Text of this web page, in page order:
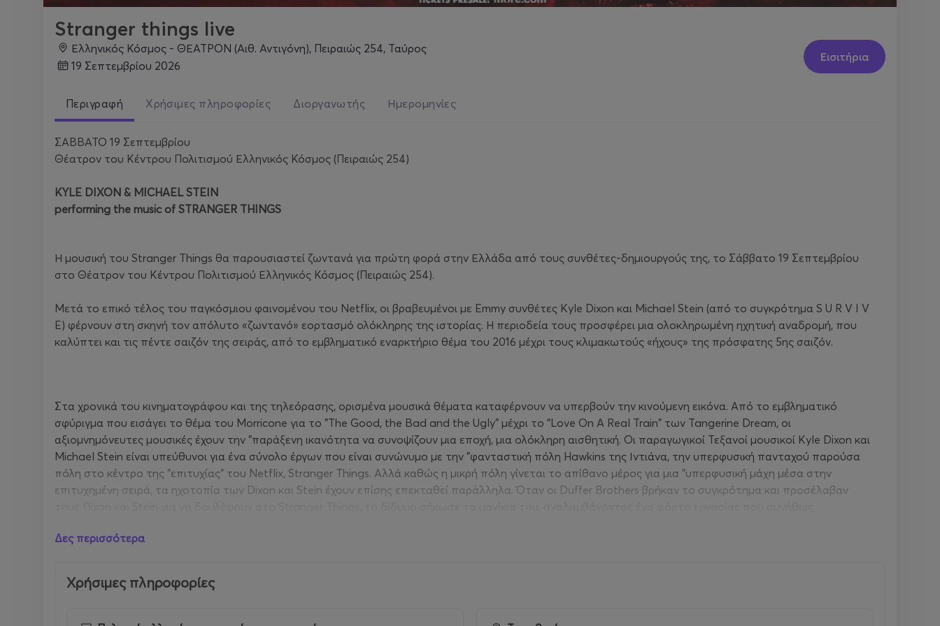
Stranger things live
Ελληνικός Κόσμος - ΘΕΑΤΡΟΝ (Αιθ. Αντιγόνη), Πειραιώς 254, Ταύρος
19 Σεπτεμβρίου 2026
Εισιτήρια
Περιγραφή Χρήσιμες πληροφορίες Διοργανωτής Ημερομηνίες
ΣΑΒΒΑΤΟ 19 Σεπτεμβρίου
Θέατρον του Κέντρου Πολιτισμού Ελληνικός Κόσμος (Πειραιώς 254)
KYLE DIXON & MICHAEL STEIN
performing the music of STRANGER THINGS
Η μουσική του Stranger Things θα παρουσιαστεί ζωντανά για πρώτη φορά στην Ελλάδα από τους συνθέτες-δημιουργούς της, το Σάββατο 19 Σεπτεμβρίου
στο Θέατρον του Κέντρου Πολιτισμού Ελληνικός Κόσμος (Πειραιώς 254).
Μετά το επικό τέλος του παγκόσμιου φαινομένου του Netflix, οι βραβευμένοι με Emmy συνθέτες Kyle Dixon και Michael Stein (από το συγκρότημα S U R V I V
E) φέρνουν στη σκηνή τον απόλυτο «ζωντανό» εορτασμό ολόκληρης της ιστορίας. Η περιοδεία τους προσφέρει μια ολοκληρωμένη ηχητική αναδρομή, που
καλύπτει και τις πέντε σαιζόν της σειράς, από το εμβληματικό εναρκτήριο θέμα του 2016 μέχρι τους κλιμακωτούς «ήχους» της πρόσφατης 5ης σαιζόν.
Στα χρονικά του κινηματογράφου και της τηλεόρασης, ορισμένα μουσικά θέματα καταφέρνουν να υπερβούν την κινούμενη εικόνα. Από το εμβληματικό
σφύριγμα που εισάγει το θέμα του Morricone για το "The Good, the Bad and the Ugly" μέχρι το "Love On A Real Train" των Tangerine Dream, οι
αξιομνημόνευτες μουσικές έχουν την "παράξενη ικανότητα να συνοψίζουν μια εποχή, μια ολόκληρη αισθητική. Οι παραγωγικοί Τεξανοί μουσικοί Kyle Dixon και
Michael Stein είναι υπεύθυνοι για ένα σύνολο έργων που είναι συνώνυμο με την "φανταστική πόλη Hawkins της Ιντιάνα, την υπερφυσική πανταχού παρούσα
πόλη στο κέντρο της "επιτυχίας" του Netflix, Stranger Things. Αλλά καθώς η μικρή πόλη γίνεται το απίθανο μέρος για μια "υπερφυσική μάχη μέσα στην
επιτυχημένη σειρά, τα ηχοτοπία των Dixon και Stein έχουν επίσης επεκταθεί παράλληλα. Όταν οι Duffer Brothers βρήκαν το συγκρότημα και προσέλαβαν
σε ένα εκτεταμένο υπερφυσικό έπος, ο Stein και ο Dixon ανέβηκαν στο ύψος των περιστάσεων. Ενώ η μουσική τους για τις πρώτες σεζόν επικεντρώθηκε
και τον υπερδιάστατο αγώνα του Mike. Η μουσική είναι ένας κύριος χαρακτήρας στο Stranger Things, με το soundtrack των Dixon και Stein να υφαίνεται μέσα
και έξω από θριαμβευτικά, κατάλληλα για την εποχή τραγούδια, όπως το "Running Up That Hill" της Kate Bush. Αυτό το τραγούδι έφτασε στην κορυφή των
Δες περισσότερα
Χρήσιμες πληροφορίες